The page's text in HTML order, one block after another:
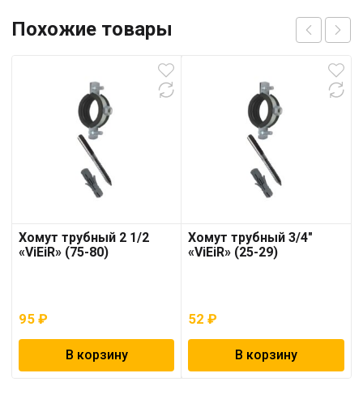
Похожие товары
Хомут трубный 2 1/2
«ViEiR» (75-80)
95 ₽
В корзину
Хомут трубный 3/4″
«ViEiR» (25-29)
52₽
В корзину